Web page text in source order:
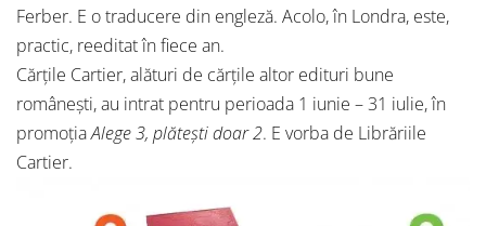
Ferber. E o traducere din engleză. Acolo, în Londra, este,
practic, reeditat în fiece an.
Cărțile Cartier, alături de cărțile altor edituri bune
românești, au intrat pentru perioada 1 iunie – 31 iulie, în
promoțiaAlege 3, plătești doar 2. E vorba de Librăriile
Cartier.